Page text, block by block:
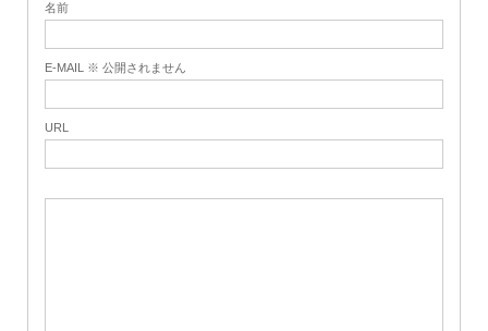
名前
E-MAIL ※ 公開されません
URL